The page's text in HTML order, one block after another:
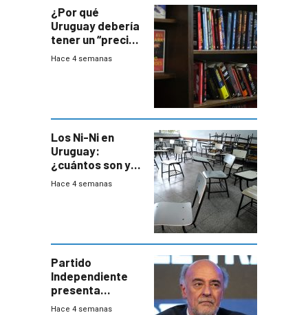
¿Por qué
Uruguay debería
tener un “precio
único” en los
Hace 4 semanas
Los Ni-Ni en
Uruguay:
¿cuántos son y
en dónde están?
Hace 4 semanas
Partido
Independiente
presenta
demanda civil
Hace 4 semanas